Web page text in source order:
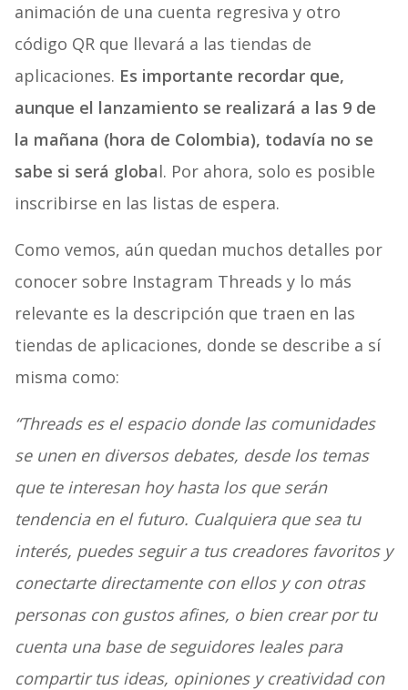
animación de una cuenta regresiva y otro
código QR que llevará a las tiendas de
aplicaciones. Es importante recordar que,
aunque el lanzamiento se realizará a las 9 de
la mañana (hora de Colombia), todavía no se
sabe si será global. Por ahora, solo es posible
inscribirse en las listas de espera.
Como vemos, aún quedan muchos detalles por
conocer sobre Instagram Threads y lo más
relevante es la descripción que traen en las
tiendas de aplicaciones, donde se describe a sí
misma como:
“Threads es el espacio donde las comunidades
se unen en diversos debates, desde los temas
que te interesan hoy hasta los que serán
tendencia en el futuro. Cualquiera que sea tu
interés, puedes seguir a tus creadores favoritos y
conectarte directamente con ellos y con otras
personas con gustos afines, o bien crear por tu
cuenta una base de seguidores leales para
compartir tus ideas, opiniones y creatividad con